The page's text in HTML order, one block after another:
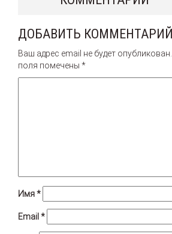
ДОБАВИТЬ КОММЕНТАРИЙ
Ваш адрес email не будет опубликован.
поля помечены *
Имя*
Email *